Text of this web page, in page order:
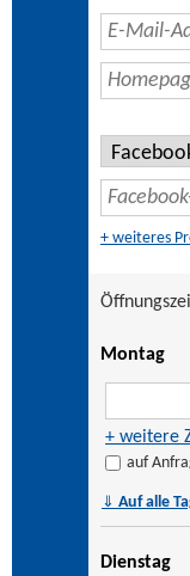
+ weiteres
Montag
+ weitere
auf
⇓ Auf alle
Dienstag